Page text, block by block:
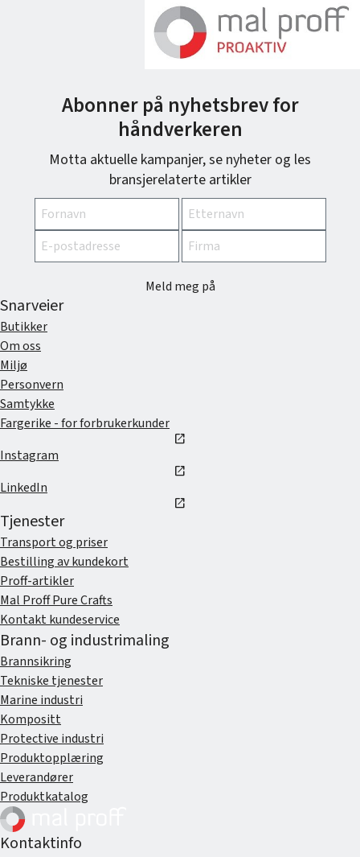
Abonner på nyhetsbrev for
håndverkeren
Motta aktuelle kampanjer, se nyheter og les
bransjerelaterte artikler
Meld meg på
Snarveier
Butikker
Om oss
Miljø
Personvern
Samtykke
Fargerike - for forbrukerkunder
open_in_new
Instagram
open_in_new
LinkedIn
open_in_new
Tjenester
Transport og priser
Bestilling av kundekort
Proff-artikler
Mal Proff Pure Crafts
Kontakt kundeservice
Brann- og industrimaling
Brannsikring
Tekniske tjenester
Marine industri
Kompositt
Protective industri
Produktopplæring
Leverandører
Produktkatalog
Kontaktinfo